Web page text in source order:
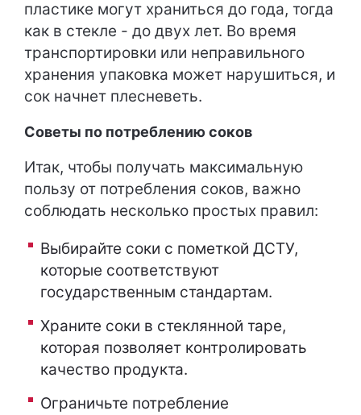
пластике могут храниться до года, тогда
как в стекле - до двух лет. Во время
транспортировки или неправильного
хранения упаковка может нарушиться, и
сок начнет плесневеть.
Советы по потреблению соков
Итак, чтобы получать максимальную
пользу от потребления соков, важно
соблюдать несколько простых правил:
Выбирайте соки с пометкой ДСТУ,
которые соответствуют
государственным стандартам.
Храните соки в стеклянной таре,
которая позволяет контролировать
качество продукта.
Ограничьте потребление